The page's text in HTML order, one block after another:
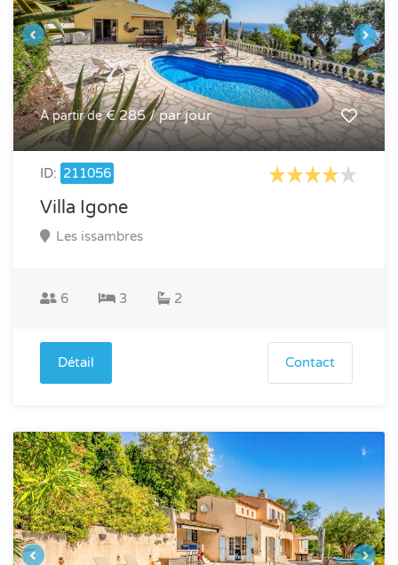
À partir de€ 285 / par jour
ID: 211056
Villa Igone
Les issambres
6 3 2
Détail Contact